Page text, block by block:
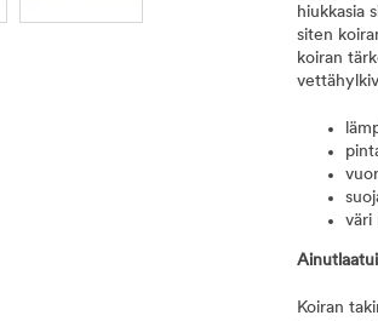
hiukkasia
siten
koiran
väri
Koiran